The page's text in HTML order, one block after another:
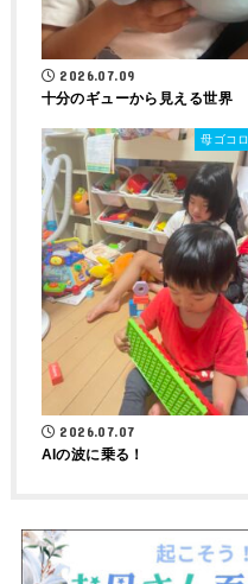
2026.07.09
十分のギューから見える世界
母ゴコロ
2026.07.07
AIの波に乗る！